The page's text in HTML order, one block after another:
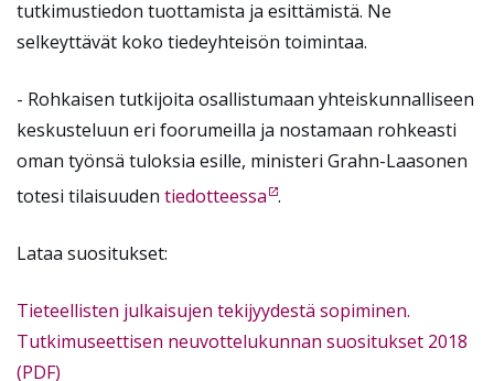
tutkimustiedon tuottamista ja esittämistä. Ne
selkeyttävät koko tiedeyhteisön toimintaa.
- Rohkaisen tutkijoita osallistumaan yhteiskunnalliseen
keskusteluun eri foorumeilla ja nostamaan rohkeasti
oman työnsä tuloksia esille, ministeri Grahn-Laasonen
totesi tilaisuuden tiedotteessa .
Lataa suositukset:
Tieteellisten julkaisujen tekijyydestä sopiminen.
Tutkimuseettisen neuvottelukunnan suositukset 2018
(PDF)